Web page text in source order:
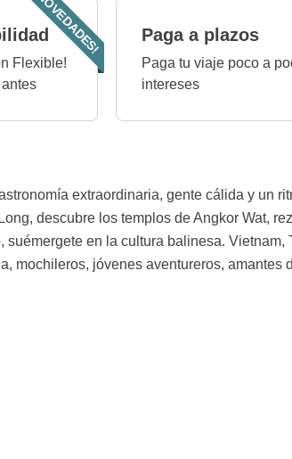
NOVEDADES!
Flexible!
Paga a plazos
Paga tu viaje poco a
intereses
extraordinaria, gente cálida y un
descubre los templos de Angkor Wat,
en la cultura balinesa. Vietnam,
mochileros, jóvenes aventureros, amantes